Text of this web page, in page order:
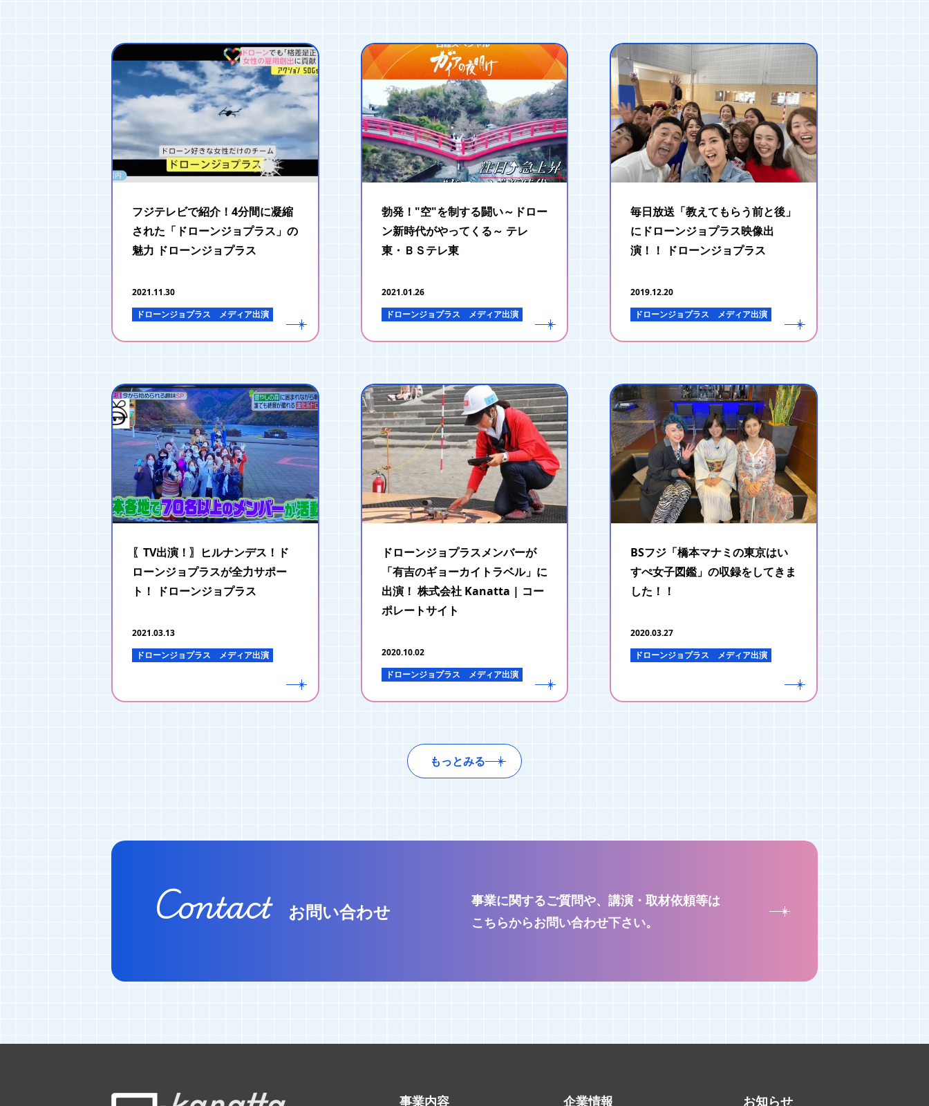
フジテレビで紹介！4分間に凝縮
された「ドローンジョプラス」の
魅力 ドローンジョプラス
2021.11.30
ドローンジョプラス
メディア出演
勃発！"空"を制する闘い～ドロー
ン新時代がやってくる～ テレ
東・ＢＳテレ東
2021.01.26
ドローンジョプラス
メディア出演
毎日放送「教えてもらう前と後」
にドローンジョプラス映像出
演！！ ドローンジョプラス
2019.12.20
ドローンジョプラス
メディア出演
〖TV出演！〗ヒルナンデス！ド
ローンジョプラスが全力サポー
ト！ ドローンジョプラス
2021.03.13
ドローンジョプラス
メディア出演
ドローンジョプラスメンバーが
「有吉のギョーカイトラベル」に
出演！ 株式会社 Kanatta | コー
ポレートサイト
2020.10.02
ドローンジョプラス
メディア出演
BSフジ「橋本マナミの東京はい
すぺ女子図鑑」の収録をしてきま
した！！
2020.03.27
ドローンジョプラス
メディア出演
もっとみる
Contact お問い合わせ
事業に関するご質問や、講演・取材依頼等は
こちらからお問い合わせ下さい。
事業内容 企業情報 お知らせ